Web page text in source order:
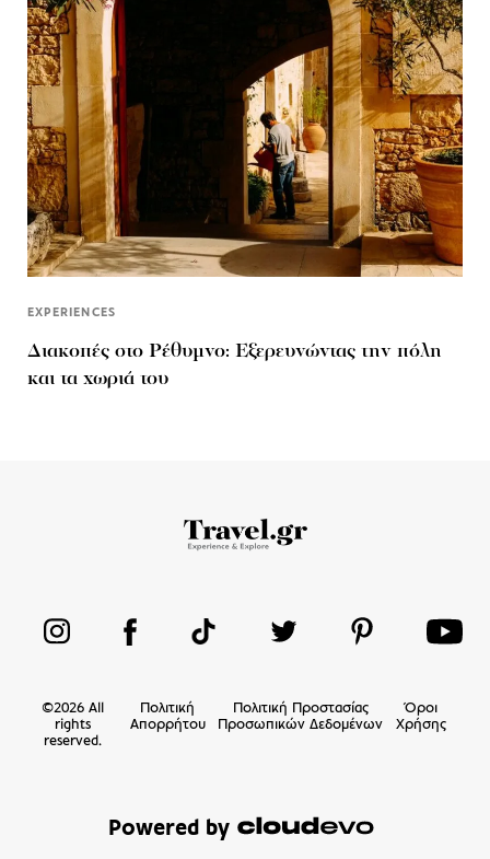
EXPERIENCES
Διακοπές στο Ρέθυμνο: Εξερευνώντας την πόλη
και τα χωριά του
©2026 All
rights
reserved.
Πολιτική
Απορρήτου
Πολιτική Προστασίας
Προσωπικών Δεδομένων
Όροι
Χρήσης
Powered by